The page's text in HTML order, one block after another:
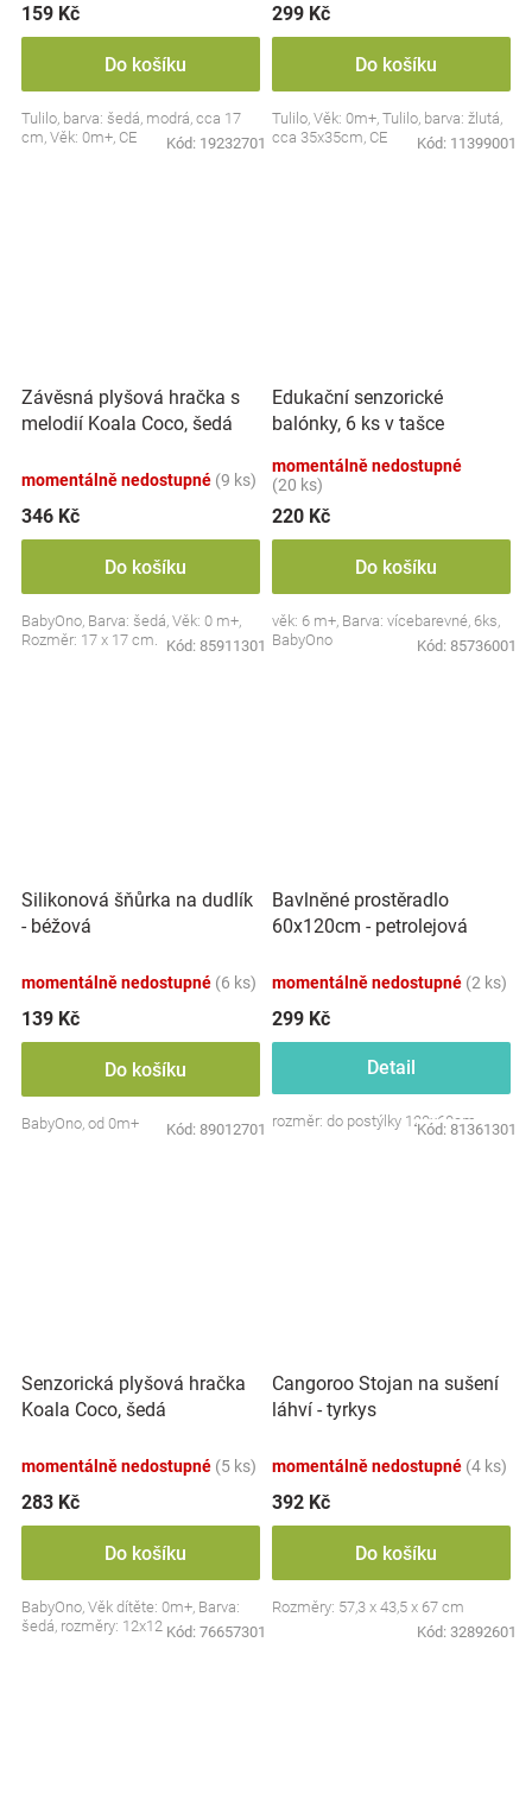
159 Kč
Do košíku
Tulilo, barva: šedá, modrá, cca 17
cm, Věk: 0m+, CE
Kód: 19232701
299 Kč
Do košíku
Tulilo, Věk: 0m+, Tulilo, barva: žlutá,
cca 35x35cm, CE
Kód: 11399001
Závěsná plyšová hračka s
melodií Koala Coco, šedá
momentálně nedostupné (9 ks)
346 Kč
Do košíku
BabyOno, Barva: šedá, Věk: 0 m+,
Rozměr: 17 x 17 cm.
Kód: 85911301
Edukační senzorické
balónky, 6 ks v tašce
momentálně nedostupné
(20 ks)
220 Kč
Do košíku
věk: 6 m+, Barva: vícebarevné, 6ks,
BabyOno
Kód: 85736001
Silikonová šňůrka na dudlík
- béžová
momentálně nedostupné (6 ks)
139 Kč
Do košíku
BabyOno, od 0m+ Kód: 89012701
Bavlněné prostěradlo
60x120cm - petrolejová
momentálně nedostupné (2 ks)
299 Kč
Detail
rozměr: do postýlky 120x60cm
Kód: 81361301
Senzorická plyšová hračka
Koala Coco, šedá
momentálně nedostupné (5 ks)
283 Kč
Do košíku
BabyOno, Věk dítěte: 0m+, Barva:
šedá, rozměry: 12x12 cm.
Kód: 76657301
Cangoroo Stojan na sušení
láhví - tyrkys
momentálně nedostupné (4 ks)
392 Kč
Do košíku
Rozměry: 57,3 x 43,5 x 67 cm
Kód: 32892601